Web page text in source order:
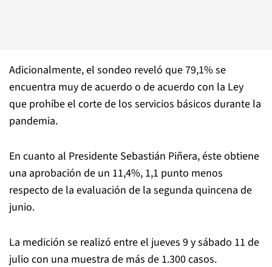
Adicionalmente, el sondeo reveló que 79,1% se
encuentra muy de acuerdo o de acuerdo con la Ley
que prohíbe el corte de los servicios básicos durante la
pandemia.
En cuanto al Presidente Sebastián Piñera, éste obtiene
una aprobación de un 11,4%, 1,1 punto menos
respecto de la evaluación de la segunda quincena de
junio.
La medición se realizó entre el jueves 9 y sábado 11 de
julio con una muestra de más de 1.300 casos.